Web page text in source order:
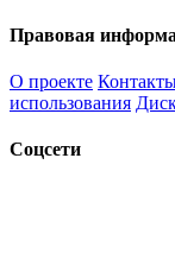
Правовая
О проекте
использования
Соцсети